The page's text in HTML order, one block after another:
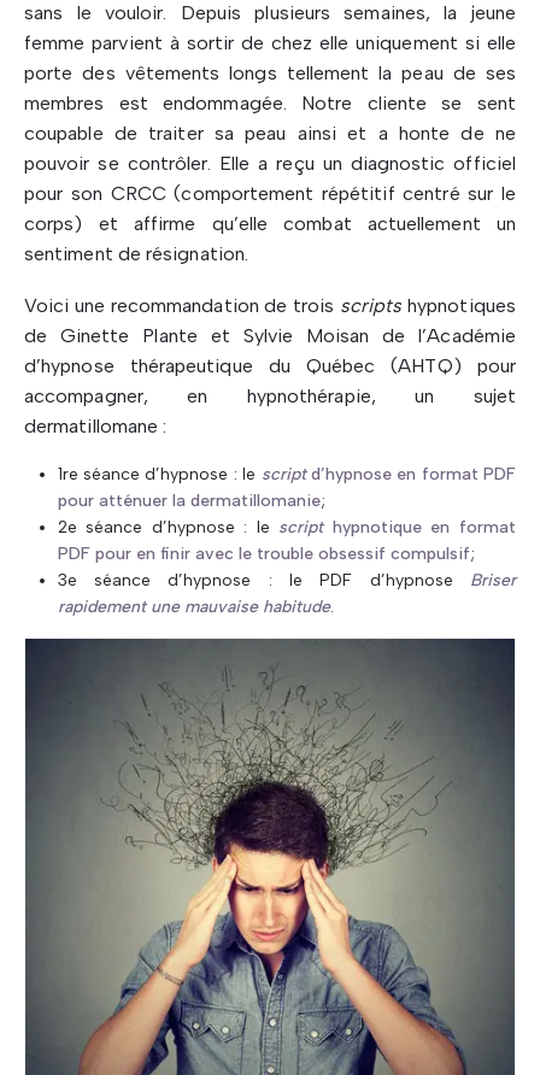
sans le vouloir. Depuis plusieurs semaines, la jeune
femme parvient à sortir de chez elle uniquement si elle
porte des vêtements longs tellement la peau de ses
membres est endommagée. Notre cliente se sent
coupable de traiter sa peau ainsi et a honte de ne
pouvoir se contrôler. Elle a reçu un diagnostic officiel
pour son CRCC (comportement répétitif centré sur le
corps) et affirme qu’elle combat actuellement un
sentiment de résignation.
Voici une recommandation de trois scriptshypnotiques
de Ginette Plante et Sylvie Moisan de l’Académie
d’hypnose thérapeutique du Québec (AHTQ) pour
accompagner, en hypnothérapie, un sujet
dermatillomane :
1re séance d’hypnose : le scriptd’hypnose en format PDF
pour atténuer la dermatillomanie;
2e séance d’hypnose : le scripthypnotique en format
PDF pour en finir avec le trouble obsessif compulsif;
3e séance d’hypnose : le PDF d’hypnose Briser
rapidement une mauvaise habitude.